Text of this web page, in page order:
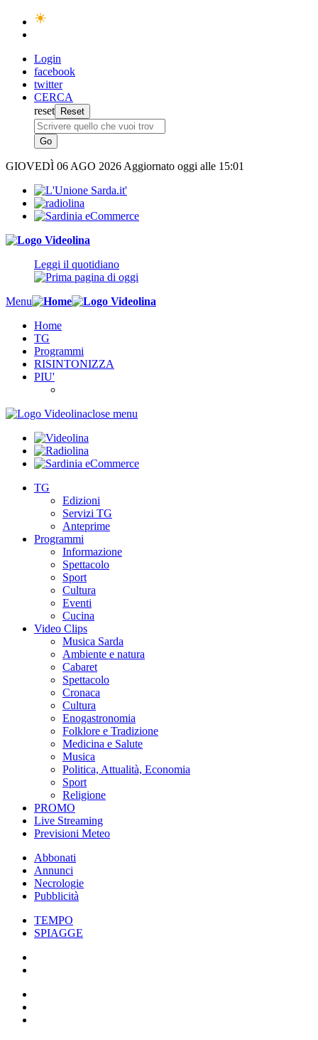
Login
facebook
twitter
CERCA
reset
GIOVEDÌ 06 AGO 2026 Aggiornato oggi alle 15:01
Leggi il quotidiano
Menu
Home
TG
Programmi
RISINTONIZZA
PIU'
close menu
TG
Edizioni
Servizi TG
Anteprime
Programmi
Informazione
Spettacolo
Sport
Cultura
Eventi
Cucina
Video Clips
Musica Sarda
Ambiente e natura
Cabaret
Spettacolo
Cronaca
Cultura
Enogastronomia
Folklore e Tradizione
Medicina e Salute
Musica
Politica, Attualità, Economia
Sport
Religione
PROMO
Live Streaming
Previsioni Meteo
Abbonati
Annunci
Necrologie
Pubblicità
TEMPO
SPIAGGE